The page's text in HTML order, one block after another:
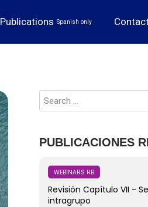
Publications Spanish only
PUBLICACIONES
WEBINARS RB
Revisión Capítulo VII -
intragrupo